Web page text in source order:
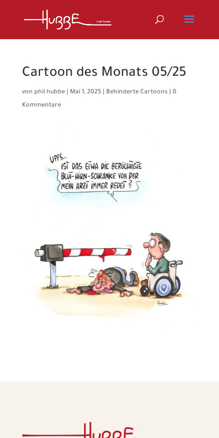
Cartoon des Monats 05/25
von phil hubbe| Mai 1, 2025| Behinderte Cartoons| 0
Kommentare